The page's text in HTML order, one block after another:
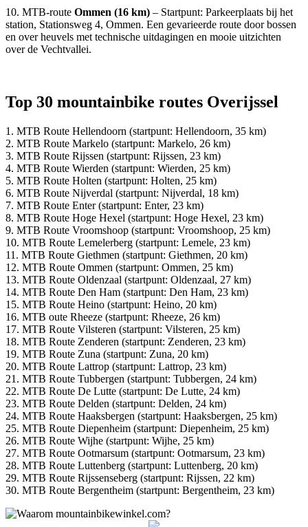
10. MTB-route Ommen (16 km) – Startpunt: Parkeerplaats bij het
station, Stationsweg 4, Ommen. Een gevarieerde route door bossen
en over heuvels met technische uitdagingen en mooie uitzichten
over de Vechtvallei.
Top 30 mountainbike routes Overijssel
1. MTB Route Hellendoorn (startpunt: Hellendoorn, 35 km)
2. MTB Route Markelo (startpunt: Markelo, 26 km)
3. MTB Route Rijssen (startpunt: Rijssen, 23 km)
4. MTB Route Wierden (startpunt: Wierden, 25 km)
5. MTB Route Holten (startpunt: Holten, 25 km)
6. MTB Route Nijverdal (startpunt: Nijverdal, 18 km)
7. MTB Route Enter (startpunt: Enter, 23 km)
8. MTB Route Hoge Hexel (startpunt: Hoge Hexel, 23 km)
9. MTB Route Vroomshoop (startpunt: Vroomshoop, 25 km)
10. MTB Route Lemelerberg (startpunt: Lemele, 23 km)
11. MTB Route Giethmen (startpunt: Giethmen, 20 km)
12. MTB Route Ommen (startpunt: Ommen, 25 km)
13. MTB Route Oldenzaal (startpunt: Oldenzaal, 27 km)
14. MTB Route Den Ham (startpunt: Den Ham, 23 km)
15. MTB Route Heino (startpunt: Heino, 20 km)
16. MTB oute Rheeze (startpunt: Rheeze, 26 km)
17. MTB Route Vilsteren (startpunt: Vilsteren, 25 km)
18. MTB Route Zenderen (startpunt: Zenderen, 23 km)
19. MTB Route Zuna (startpunt: Zuna, 20 km)
20. MTB Route Lattrop (startpunt: Lattrop, 23 km)
21. MTB Route Tubbergen (startpunt: Tubbergen, 24 km)
22. MTB Route De Lutte (startpunt: De Lutte, 24 km)
23. MTB Route Delden (startpunt: Delden, 24 km)
24. MTB Route Haaksbergen (startpunt: Haaksbergen, 25 km)
25. MTB Route Diepenheim (startpunt: Diepenheim, 25 km)
26. MTB Route Wijhe (startpunt: Wijhe, 25 km)
27. MTB Route Ootmarsum (startpunt: Ootmarsum, 23 km)
28. MTB Route Luttenberg (startpunt: Luttenberg, 20 km)
29. MTB Route Rijssenseberg (startpunt: Rijssen, 22 km)
30. MTB Route Bergentheim (startpunt: Bergentheim, 23 km)